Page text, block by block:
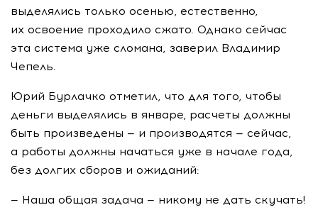
выделялись только осенью, естественно,
их освоение проходило сжато. Однако сейчас
эта система уже сломана, заверил Владимир
Чепель.
Юрий Бурлачко отметил, что для того, чтобы
деньги выделялись в январе, расчеты должны
быть произведены — и производятся — сейчас,
а работы должны начаться уже в начале года,
без долгих сборов и ожиданий:
— Наша общая задача — никому не дать скучать!